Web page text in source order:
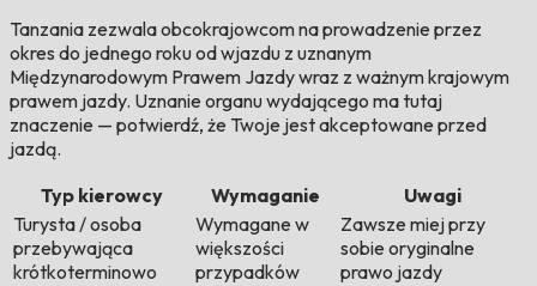
Tanzania zezwala obcokrajowcom na prowadzenie przez
okres do jednego roku od wjazdu z uznanym
Międzynarodowym Prawem Jazdy wraz z ważnym krajowym
prawem jazdy. Uznanie organu wydającego ma tutaj
znaczenie — potwierdź, że Twoje jest akceptowane przed
jazdą.
Typ kierowcy
Wymaganie
Uwagi
Turysta / osoba
przebywająca
krótkoterminowo
Wymagane w
większości
przypadków
Zawsze miej przy
sobie oryginalne
prawo jazdy